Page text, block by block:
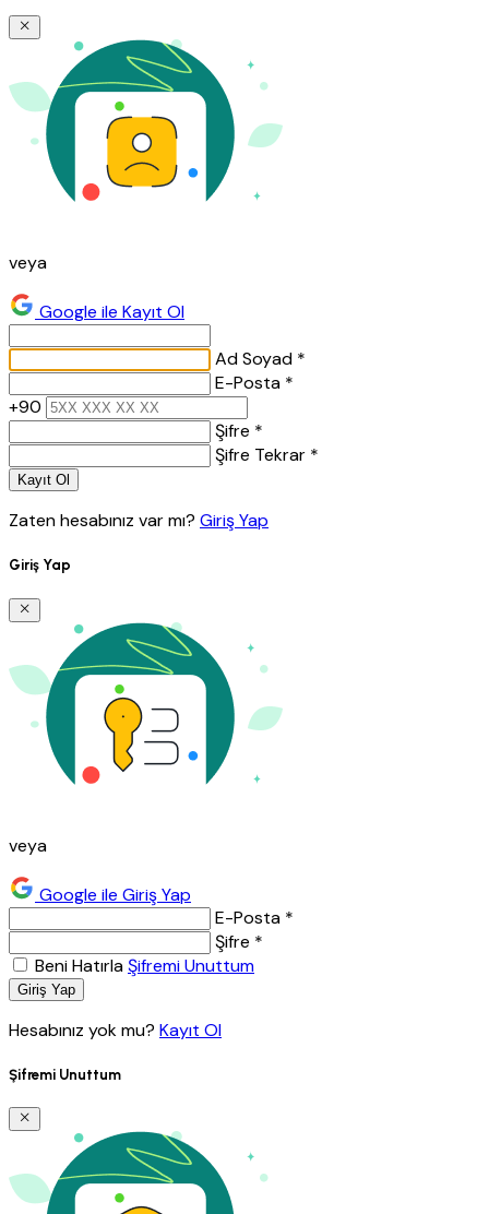
veya
Google ile Kayıt Ol
Ad Soyad *
E-Posta *
+90
Şifre *
Şifre Tekrar *
Kayıt Ol
Zaten hesabınız var mı? Giriş Yap
Giriş Yap
veya
Google ile Giriş Yap
E-Posta *
Şifre *
Beni HatırlaŞifremi Unuttum
Giriş Yap
Hesabınız yok mu? Kayıt Ol
Şifremi Unuttum